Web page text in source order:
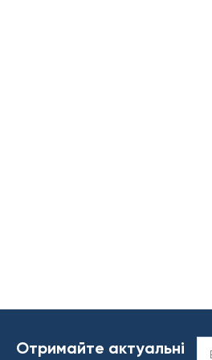
Отримайте актуальні